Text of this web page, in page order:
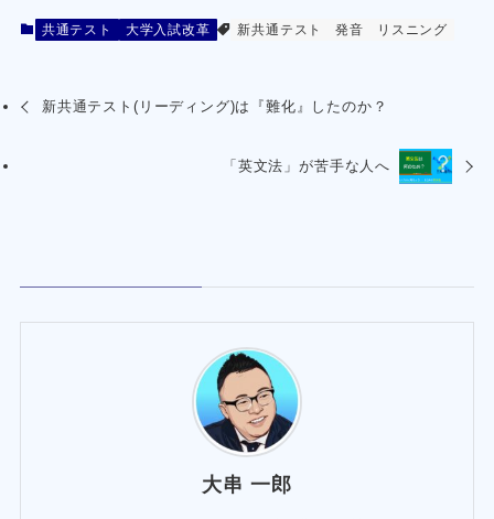
共通テスト 大学入試改革 新共通テスト 発音 リスニング
新共通テスト(リーディング)は『難化』したのか？
「英文法」が苦手な人へ
大串 一郎